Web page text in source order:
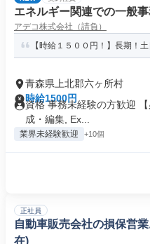
エネルギー関連での一般
アデコ株式会社（請負）
【時給１５００円！】長期！
青森県上北郡六ヶ所村
時給1500円
資格 事務未経験の方歓迎
成・編集, Ex...
業界未経験歓迎 +10個
正社員
自動車販売会社の損保営
在)